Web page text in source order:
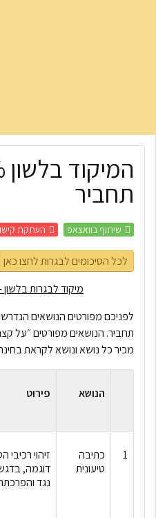
תחביר
שיתוף בוואצאפ העתקת
לכל הסיכומים לבגרות לחצו כאן
מיקוד לבגרות בלשון -
תחביר. הנושאים מפורטים ״על
מכיר כל נושא ונושא לקראת
הנושא פירוט
1
כתיבה
טיעונית
זיהוי רכיבי
דוגמה,
נגד